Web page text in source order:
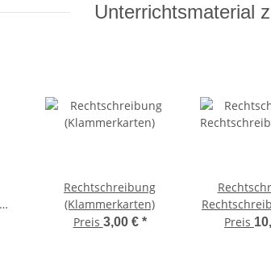
Unterrichtsmaterial
Rechtschreibung
(Klammerkarten)
Preis 3,00 € * Preis